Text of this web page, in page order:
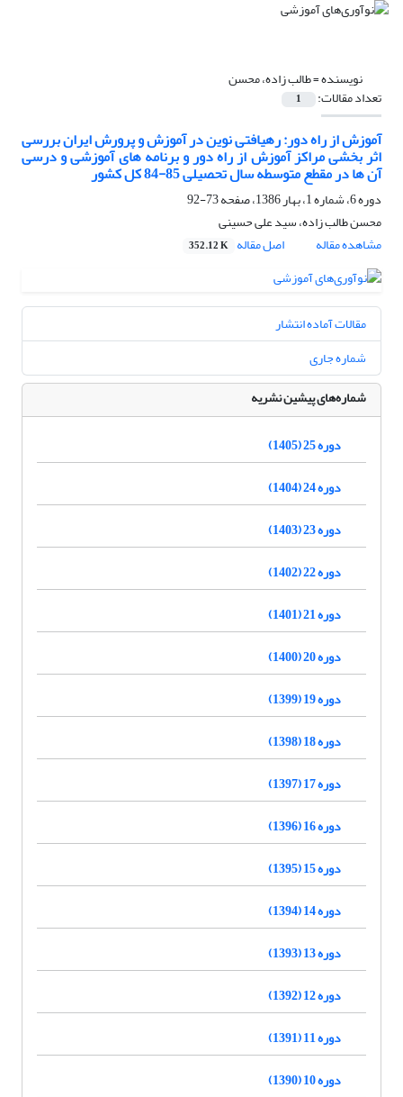
نویسنده =طالب زاده، محسن
تعداد مقالات: 1
آموزش از راه دور: رهیافتی نوین در آموزش و پرورش ایران بررسی
اثر بخشی مراکز آموزش از راه دور و برنامه های آموزشی و درسی
آن ها در مقطع متوسطه سال تحصیلی 85-84 کل کشور
دوره 6، شماره 1، بهار 1386، صفحه
73-92
محسن طالب زاده، سید علی حسینی
مشاهده مقاله
اصل مقاله 352.12 K
مقالات آماده انتشار
شماره جاری
شماره‌های پیشین نشریه
دوره 25 (1405)
دوره 24 (1404)
دوره 23 (1403)
دوره 22 (1402)
دوره 21 (1401)
دوره 20 (1400)
دوره 19 (1399)
دوره 18 (1398)
دوره 17 (1397)
دوره 16 (1396)
دوره 15 (1395)
دوره 14 (1394)
دوره 13 (1393)
دوره 12 (1392)
دوره 11 (1391)
دوره 10 (1390)